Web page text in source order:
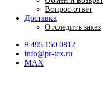
Вопрос-ответ
Доставка
Отследить заказ
8 495 150 0812
info@pr-tex.ru
MAX